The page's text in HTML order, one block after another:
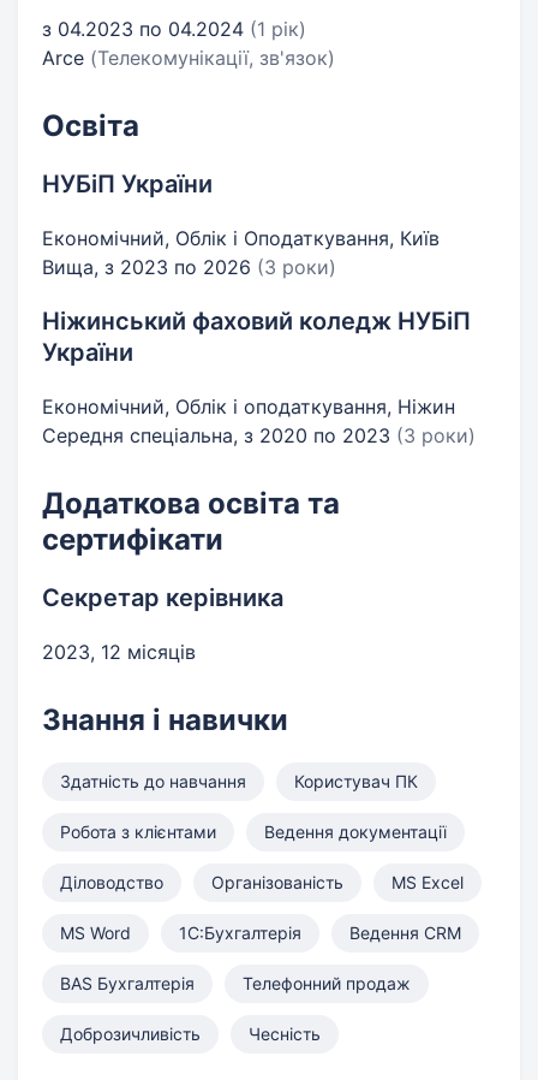
з 04.2023 по 04.2024 (1 рік)
Arce (Телекомунікації, зв'язок)
Освіта
НУБіП України
Економічний, Облік і Оподаткування, Київ
Вища, з 2023 по 2026 (3 роки)
Ніжинський фаховий коледж НУБіП
України
Економічний, Облік і оподаткування, Ніжин
Середня спеціальна, з 2020 по 2023 (3 роки)
Додаткова освіта та
сертифікати
Секретар керівника
2023, 12 місяців
Знання і навички
Здатність до навчання Користувач ПК
Робота з клієнтами Ведення документації
Діловодство Організованість MS Excel
MS Word 1С:Бухгалтерія Ведення CRM
BAS Бухгалтерія Телефонний продаж
Доброзичливість Чесність